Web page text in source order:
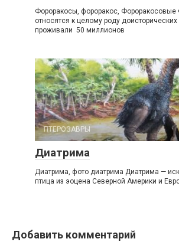
Фороракосы, фороракос, Фороракосовые
относятся к целому роду доисторических
проживали 50 миллионов
ПТЕРОЗАВРЫ
Диатрима
Диатрима, фото диатрима Диатрима —
птица из эоцена Северной Америки и
Добавить комментарий